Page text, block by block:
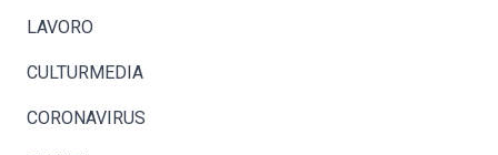
LAVORO
CULTURMEDIA
CORONAVIRUS